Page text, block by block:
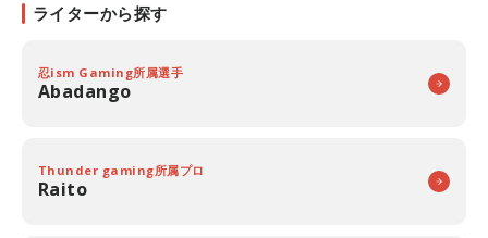
ライターから探す
忍ism Gaming所属選手
Abadango
Thunder gaming所属プロ
Raito